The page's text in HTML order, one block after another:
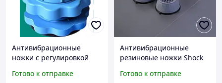
Антивибрационные
ножки с регулировкой
машины Резин.подставки
Готово к отправке
Антивибрационные
резиновые ножки Shock
стиральной машины 4шт
Готово к отправке